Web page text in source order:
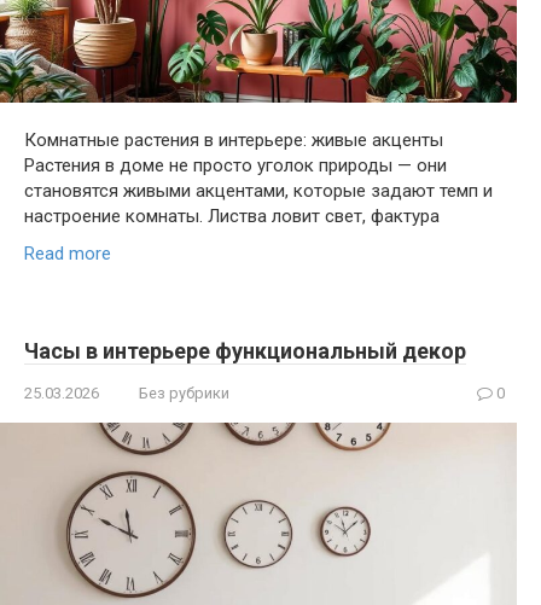
Комнатные растения в интерьере: живые акценты
Растения в доме не просто уголок природы — они
становятся живыми акцентами, которые задают темп и
настроение комнаты. Листва ловит свет, фактура
Read more
Часы в интерьере функциональный декор
25.03.2026 Без рубрики 0